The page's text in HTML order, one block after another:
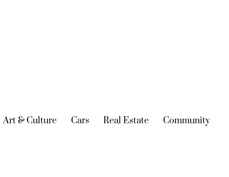
Art & Culture (current)
Cars (current)
Real Estate (current)
Community